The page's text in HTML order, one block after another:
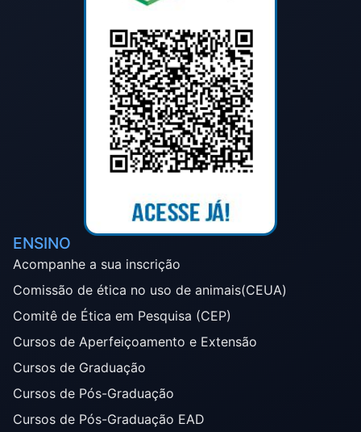
ENSINO
Acompanhe a sua inscrição
Comissão de ética no uso de animais(CEUA)
Comitê de Ética em Pesquisa (CEP)
Cursos de Aperfeiçoamento e Extensão
Cursos de Graduação
Cursos de Pós-Graduação
Cursos de Pós-Graduação EAD